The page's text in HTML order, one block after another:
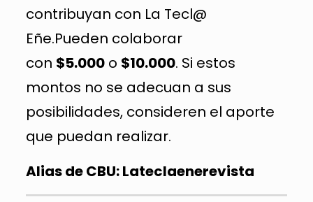
contribuyan con La Tecl@
Eñe.Pueden colaborar
con $5.000o $10.000. Si estos
montos no se adecuan a sus
posibilidades, consideren el aporte
que puedan realizar.
Alias de CBU: Lateclaenerevista